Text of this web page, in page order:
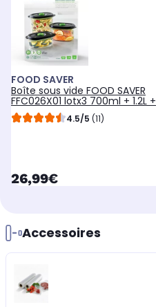
FOOD SAVER
Boîte sous vide FOOD SAVER
FFC026X01 lotx3 700ml + 1.2L +
1.8L 4.5/5 (11)
currentPrice
26,99€
Accessoires